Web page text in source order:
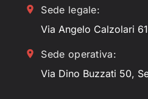
Sede legale:
Via Angelo Calzolari
Sede operativa:
Via Dino Buzzati 50,